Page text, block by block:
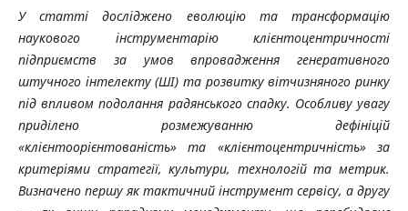
У статті досліджено еволюцію та трансформацію
наукового інструментарію клієнтоцентричності
підприємств за умов впровадження генеративного
штучного інтелекту (ШІ) та розвитку вітчизняного ринку
під впливом подолання радянського спадку. Особливу увагу
приділено розмежуванню дефініцій
«клієнтоорієнтованість» та «клієнтоцентричність» за
критеріями стратегії, культури, технологій та метрик.
Визначено першу як тактичний інструмент сервісу, а другу